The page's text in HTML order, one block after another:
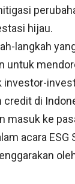
hijau.
langkah
untuk
investor-
di
masuk ke
acara ESG